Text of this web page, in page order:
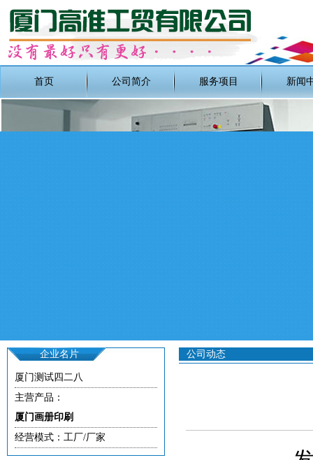
首页 公司简介 服务项目 新闻
企业名片
厦门测试四二八
主营产品：
厦门画册印刷
经营模式：工厂/厂家
公司动态